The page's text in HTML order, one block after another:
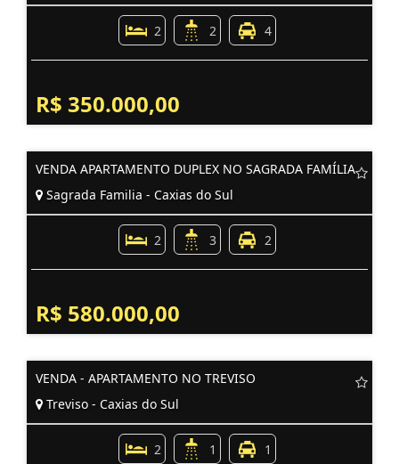
2 2 4
R$ 350.000,00
VENDA APARTAMENTO DUPLEX NO SAGRADA FAMÍLIA
Sagrada Familia - Caxias do Sul
2 3 2
R$ 580.000,00
VENDA - APARTAMENTO NO TREVISO
Treviso - Caxias do Sul
2 1 1